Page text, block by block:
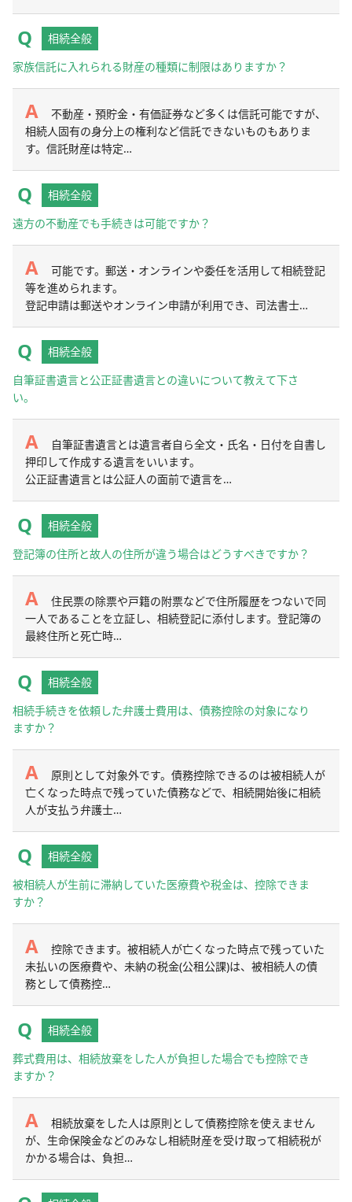
相続全般
家族信託に入れられる財産の種類に制限はありますか？
不動産・預貯金・有価証券など多くは信託可能ですが、
相続人固有の身分上の権利など信託できないものもありま
す。信託財産は特定…
相続全般
遠方の不動産でも手続きは可能ですか？
可能です。郵送・オンラインや委任を活用して相続登記
等を進められます。
登記申請は郵送やオンライン申請が利用でき、司法書士…
相続全般
自筆証書遺言と公正証書遺言との違いについて教えて下さ
い。
自筆証書遺言とは遺言者自ら全文・氏名・日付を自書し
押印して作成する遺言をいいます。
公正証書遺言とは公証人の面前で遺言を…
相続全般
登記簿の住所と故人の住所が違う場合はどうすべきですか？
住民票の除票や戸籍の附票などで住所履歴をつないで同
一人であることを立証し、相続登記に添付します。登記簿の
最終住所と死亡時…
相続全般
相続手続きを依頼した弁護士費用は、債務控除の対象になり
ますか？
原則として対象外です。債務控除できるのは被相続人が
亡くなった時点で残っていた債務などで、相続開始後に相続
人が支払う弁護士…
相続全般
被相続人が生前に滞納していた医療費や税金は、控除できま
すか？
控除できます。被相続人が亡くなった時点で残っていた
未払いの医療費や、未納の税金(公租公課)は、被相続人の債
務として債務控…
相続全般
葬式費用は、相続放棄をした人が負担した場合でも控除でき
ますか？
相続放棄をした人は原則として債務控除を使えません
が、生命保険金などのみなし相続財産を受け取って相続税が
かかる場合は、負担…